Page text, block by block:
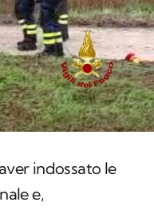
indossato le
e,